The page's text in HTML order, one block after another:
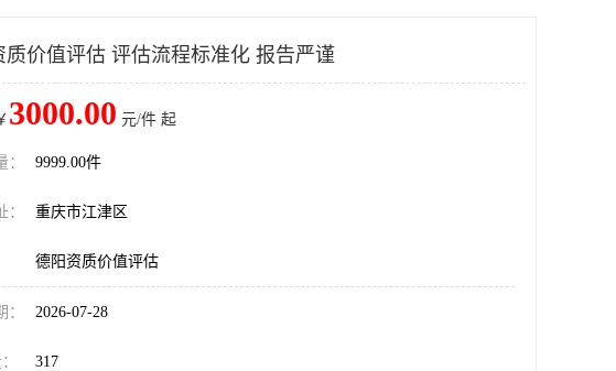
质价值评估 评估流程标准化 报告严谨
3000.00 元/件 起
9999.00件
重庆市江津区
德阳资质价值评估
2026-07-28
317